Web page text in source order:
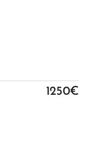
1250€